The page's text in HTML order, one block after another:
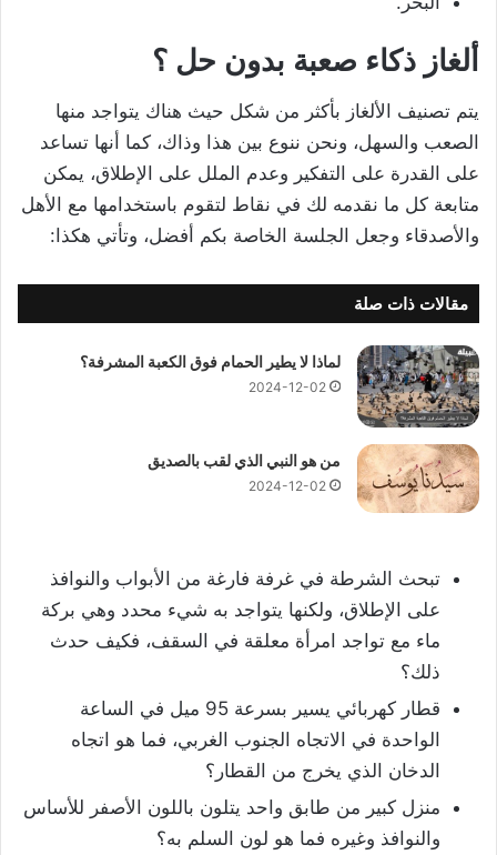
ألغاز ذكاء صعبة بدون حل ؟
يتم تصنيف الألغاز بأكثر من شكل حيث هناك يتواجد منها
الصعب والسهل، ونحن ننوع بين هذا وذاك، كما أنها تساعد
على القدرة على التفكير وعدم الملل على الإطلاق، يمكن
متابعة كل ما نقدمه لك في نقاط لتقوم باستخدامها مع الأهل
والأصدقاء وجعل الجلسة الخاصة بكم أفضل، وتأتي هكذا:
مقالات ذات صلة
لماذا لا يطير الحمام فوق الكعبة المشرفة؟
2024-12-02
من هو النبي الذي لقب بالصديق
2024-12-02
تبحث الشرطة في غرفة فارغة من الأبواب والنوافذ
على الإطلاق، ولكنها يتواجد به شيء محدد وهي بركة
ماء مع تواجد امرأة معلقة في السقف، فكيف حدث
ذلك؟
قطار كهربائي يسير بسرعة 95 ميل في الساعة
الواحدة في الاتجاه الجنوب الغربي، فما هو اتجاه
الدخان الذي يخرج من القطار؟
منزل كبير من طابق واحد يتلون باللون الأصفر للأساس
والنوافذ وغيره فما هو لون السلم به؟